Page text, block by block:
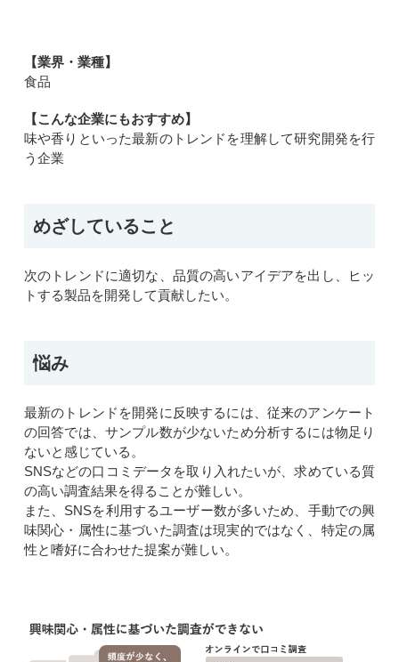
【業界・業種】
食品
【こんな企業にもおすすめ】
味や香りといった最新のトレンドを理解して研究開発を行
う企業
めざしていること
次のトレンドに適切な、品質の高いアイデアを出し、ヒッ
トする製品を開発して貢献したい。
悩み
最新のトレンドを開発に反映するには、従来のアンケート
の回答では、サンプル数が少ないため分析するには物足り
ないと感じている。
SNSなどの口コミデータを取り入れたいが、求めている質
の高い調査結果を得ることが難しい。
また、SNSを利用するユーザー数が多いため、手動での興
味関心・属性に基づいた調査は現実的ではなく、特定の属
性と嗜好に合わせた提案が難しい。​